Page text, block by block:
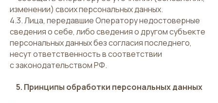
изменении) своих персональных данных.
4.3. Лица, передавшие Оператору недостоверные
сведения о себе, либо сведения о другом субъекте
персональных данных без согласия последнего,
несут ответственность в соответствии
с законодательством РФ.
5. Принципы обработки персональных данных